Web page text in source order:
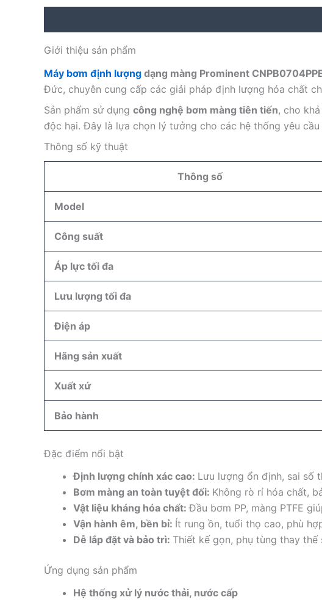
Giới thiệu sản phẩm
Máy bơm định lượng dạng màng Prominent
Đức, chuyên cung cấp các giải pháp định lượng hóa chất
Sản phẩm sử dụng công nghệ bơm màng tiên tiến, cho
độc hại. Đây là lựa chọn lý tưởng cho các hệ thống yêu cầu
Thông số kỹ thuật
Thông số
Model
Công suất
Áp lực tối đa
Lưu lượng tối đa
Điện áp
Hãng sản xuất
Xuất xứ
Bảo hành
Đặc điểm nổi bật
Định lượng chính xác cao: Lưu lượng ổn định, sai số
Bơm màng an toàn tuyệt đối: Không rò rỉ hóa chất,
Vật liệu kháng hóa chất:Đầu bơm PP, màng PTFE
Vận hành êm, bền bỉ: Ít rung ồn, tuổi thọ cao, phù
Dễ lắp đặt và bảo trì: Thiết kế gọn, phụ tùng thay
Ứng dụng sản phẩm
Hệ thống xử lý nước thải, nước cấp